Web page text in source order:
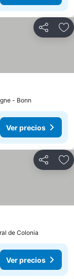
Compartir
- Bonn
Ver precios
Compartir
de Colonia
Ver precios